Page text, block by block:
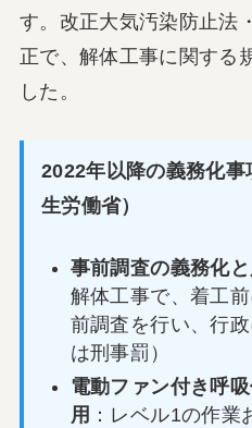
す。改正大気汚染防止法
正で、解体工事に関する
した。
2022年以降の義務化
生労働省）
事前調査の義務化と
解体工事で、着工
前調査を行い、行
は刑事罰）
電動ファン付き呼
用 ：レベル1の作業